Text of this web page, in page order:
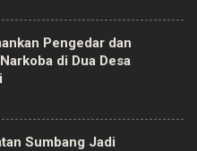
Pengedar dan
di Dua Desa
Sumbang Jadi